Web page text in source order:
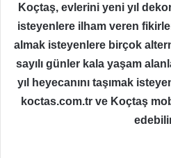
Koçtaş, evlerini yeni yıl
isteyenlere ilham veren
almak isteyenlere birçok
sayılı günler kala yaşam
yıl heyecanını taşımak
koctas.com.tr ve Koçtaş